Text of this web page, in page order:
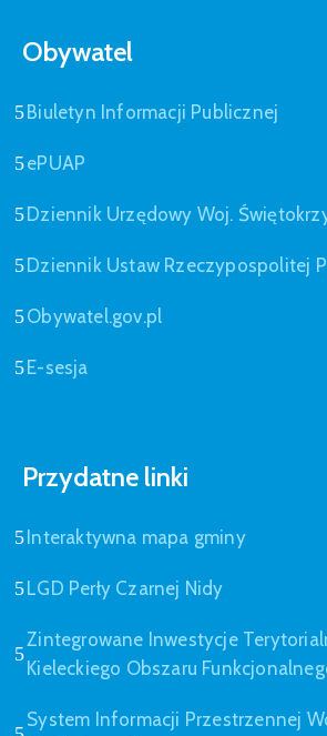
Obywatel
Biuletyn Informacji Publicznej
ePUAP
Dziennik Urzędowy Woj.
Dziennik Ustaw Rzeczypospolitej
Obywatel.gov.pl
E-sesja
Przydatne linki
Interaktywna mapa gminy
LGD Perły Czarnej Nidy
Zintegrowane Inwestycje
Kieleckiego Obszaru
System Informacji Przestrzennej